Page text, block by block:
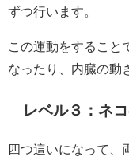
ずつ行います。
この運動をすること
なったり、内臓の動
レベル３：ネ
四つ這いになって、